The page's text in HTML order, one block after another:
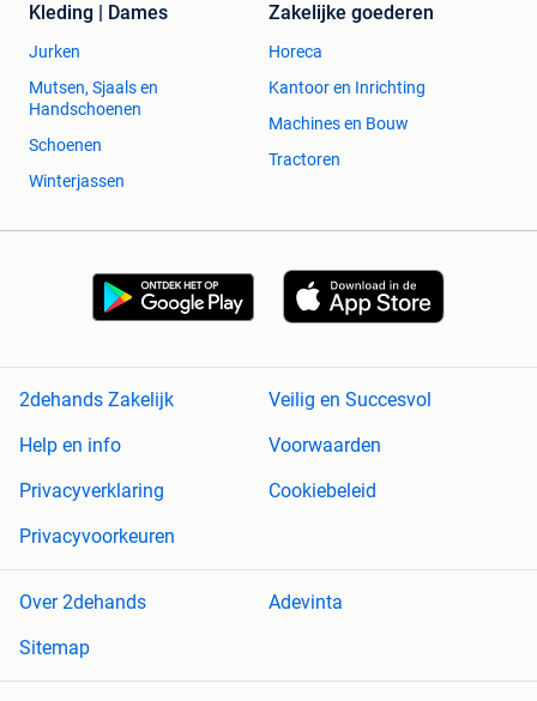
Kleding | Dames
Jurken
Mutsen, Sjaals en
Handschoenen
Schoenen
Winterjassen
Zakelijke goederen
Horeca
Kantoor en Inrichting
Machines en Bouw
Tractoren
2dehands Zakelijk
Veilig en Succesvol
Help en info
Voorwaarden
Privacyverklaring
Cookiebeleid
Privacyvoorkeuren
Over 2dehands
Adevinta
Sitemap